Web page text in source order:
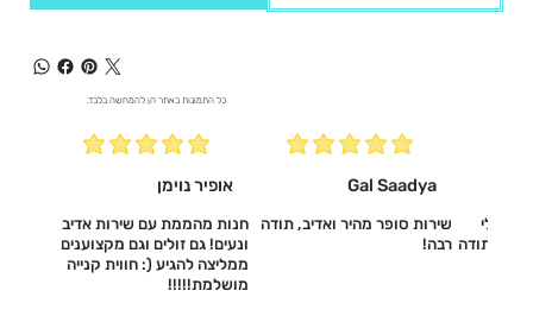
כל התמונות באתר הן להמחשה בלבד.
אופיר נוימן
חנות מהממת עם שירות אדיב
ונעים! גם זולים וגם מקצוענים
ממליצה להגיע (: חווית קנייה
מושלמת!!!!!‎
Gal Saadya
שירות סופר מהיר ואדיב, תודה
רבה!
לי
תודה